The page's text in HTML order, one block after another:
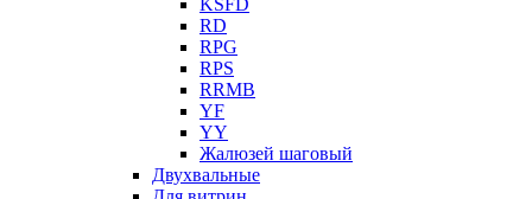
KSFD
RD
RPG
RPS
RRMB
YF
YY
Жалюзей шаговый
Двухвальные